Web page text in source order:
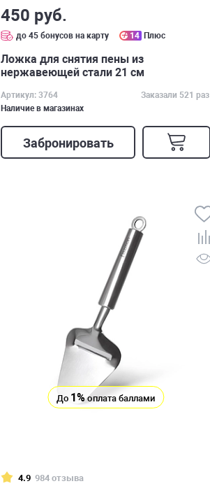
450 руб.
до 45 бонусов на карту 14 Плюс
Ложка для снятия пены из
нержавеющей стали 21 см
Артикул: 3764
Заказали 521 раз
Наличие в магазинах
Забронировать
До 1%оплата баллами
4.9 984 отзыва